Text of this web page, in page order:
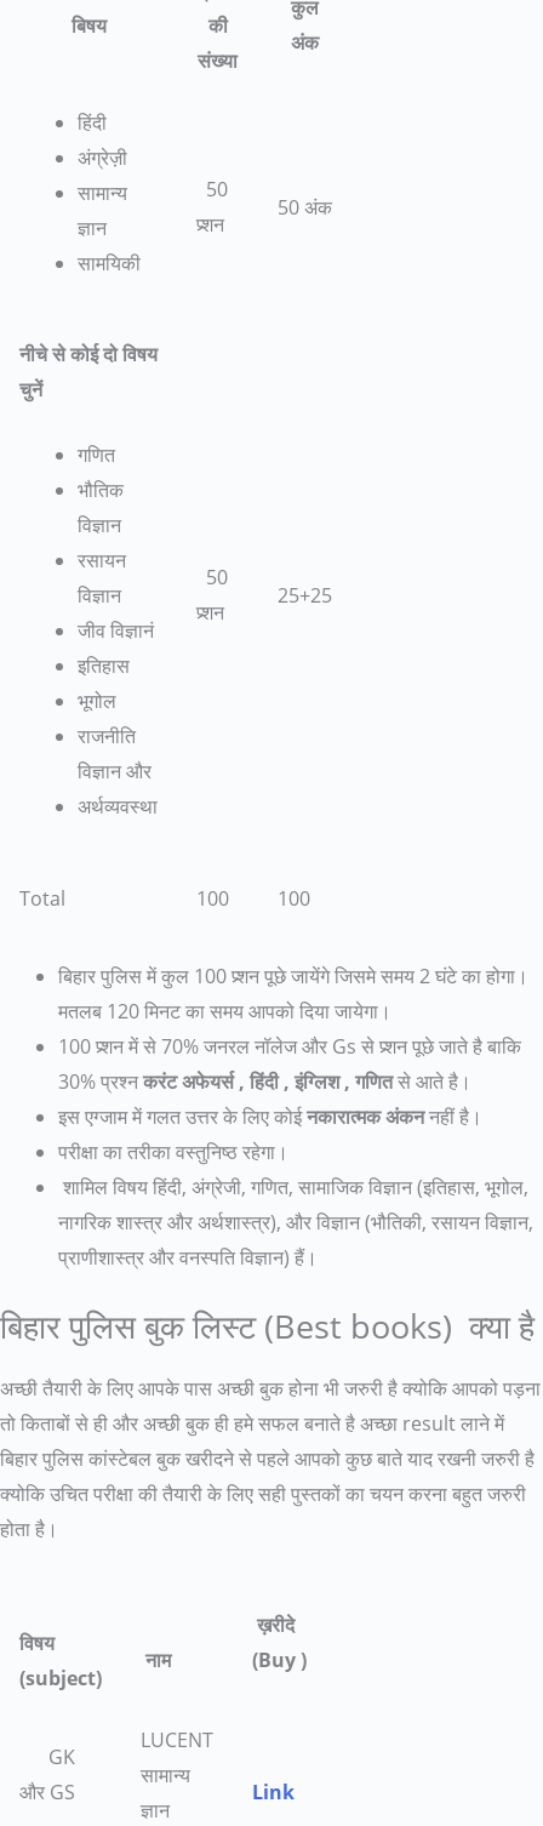
बिषय
की
संख्या
कुल
अंक
हिंदी
अंग्रेज़ी
सामान्य
ज्ञान
सामयिकी
50
प्र्शन
50 अंक
नीचे से कोई दो विषय
चुनें
गणित
भौतिक
विज्ञान
रसायन
विज्ञान
जीव विज्ञानं
इतिहास
भूगोल
राजनीति
विज्ञान और
अर्थव्यवस्था
50
प्र्शन
25+25
Total 100 100
बिहार पुलिस में कुल 100 प्र्शन पूछे जायेंगे जिसमे समय 2 घंटे का होगा।
मतलब 120 मिनट का समय आपको दिया जायेगा।
100 प्र्शन में से 70% जनरल नॉलेज और Gs से प्र्शन पूछे जाते है बाकि
30% प्रश्नकरंट अफेयर्स , हिंदी , इंग्लिश , गणितसे आते है।
इस एग्जाम में गलत उत्तर के लिए कोईनकारात्मक अंकननहीं है।
परीक्षा का तरीका वस्तुनिष्ठ रहेगा।
शामिल विषय हिंदी, अंग्रेजी, गणित, सामाजिक विज्ञान (इतिहास, भूगोल,
नागरिक शास्त्र और अर्थशास्त्र), और विज्ञान (भौतिकी, रसायन विज्ञान,
प्राणीशास्त्र और वनस्पति विज्ञान) हैं।
बिहार पुलिस बुक लिस्ट (Best books) क्या है
अच्छी तैयारी के लिए आपके पास अच्छी बुक होना भी जरुरी है क्योकि आपको पड़ना
तो किताबों से ही और अच्छी बुक ही हमे सफल बनाते है अच्छा result लाने में
बिहार पुलिस कांस्टेबल बुक खरीदने से पहले आपको कुछ बाते याद रखनी जरुरी है
क्योकि उचित परीक्षा की तैयारी के लिए सही पुस्तकों का चयन करना बहुत जरुरी
होता है।
विषय
(subject)
नाम
ख़रीदे
(Buy )
GK
और GS
LUCENT
सामान्य
ज्ञान
Link